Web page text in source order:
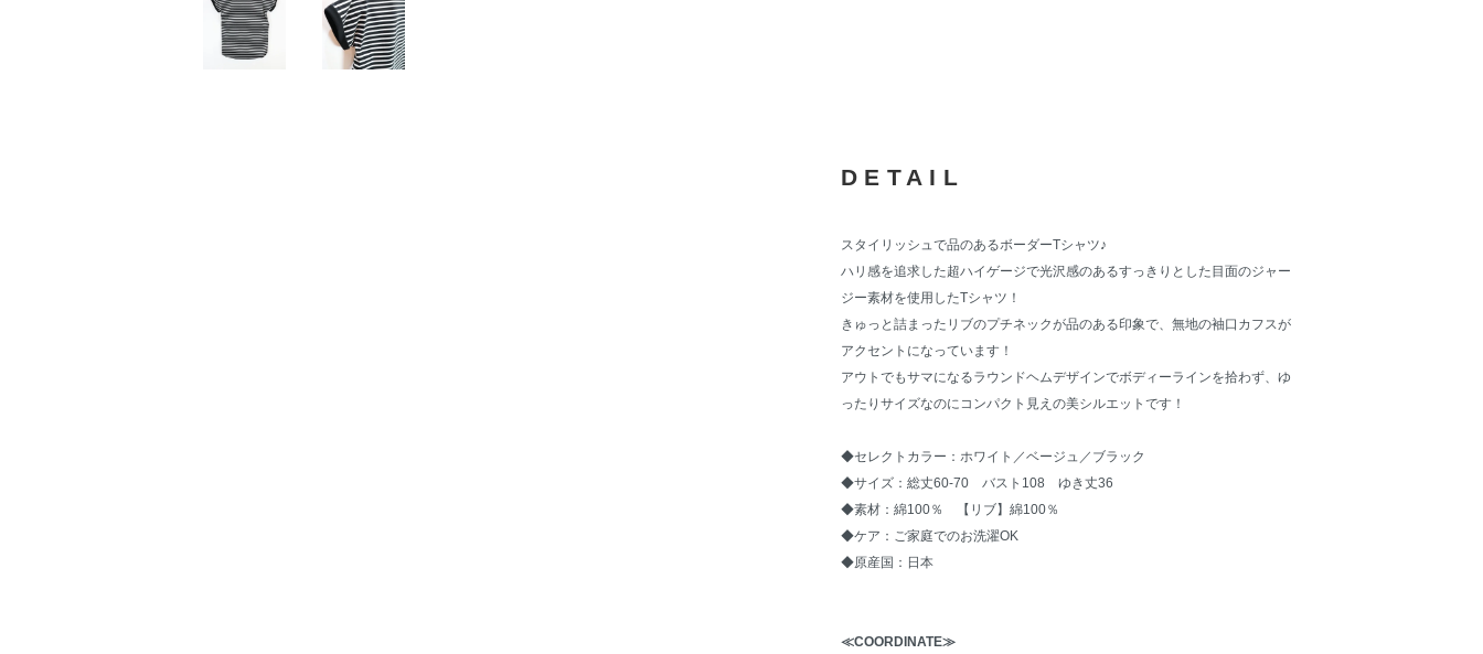
DETAIL
スタイリッシュで品のあるボーダーTシャツ♪
ハリ感を追求した超ハイゲージで光沢感のあるすっきりとした目面のジャー
ジー素材を使用したTシャツ！
きゅっと詰まったリブのプチネックが品のある印象で、無地の袖口カフスが
アクセントになっています！
アウトでもサマになるラウンドヘムデザインでボディーラインを拾わず、ゆ
ったりサイズなのにコンパクト見えの美シルエットです！
◆セレクトカラー：ホワイト／ベージュ／ブラック
◆サイズ：総丈60-70 バスト108 ゆき丈36
◆素材：綿100％ 【リブ】綿100％
◆ケア：ご家庭でのお洗濯OK
◆原産国：日本
≪COORDINATE≫